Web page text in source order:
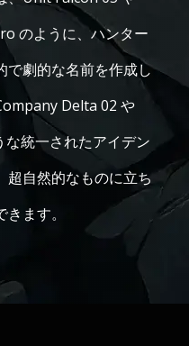
のように、ハンター
で劇的な名前を作成し
Delta 02 や
統一されたアイデン
超自然的なものに立ち
ます。